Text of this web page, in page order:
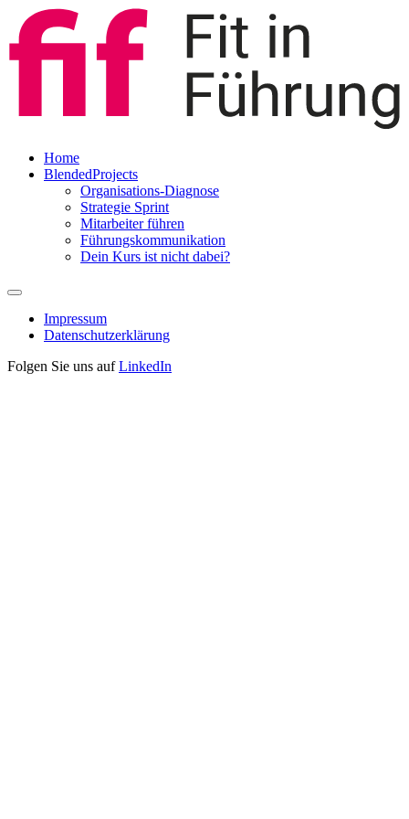
Home
BlendedProjects
Organisations-Diagnose
Strategie Sprint
Mitarbeiter führen
Führungskommunikation
Dein Kurs ist nicht dabei?
Impressum
Datenschutzerklärung
Folgen Sie uns aufLinkedIn